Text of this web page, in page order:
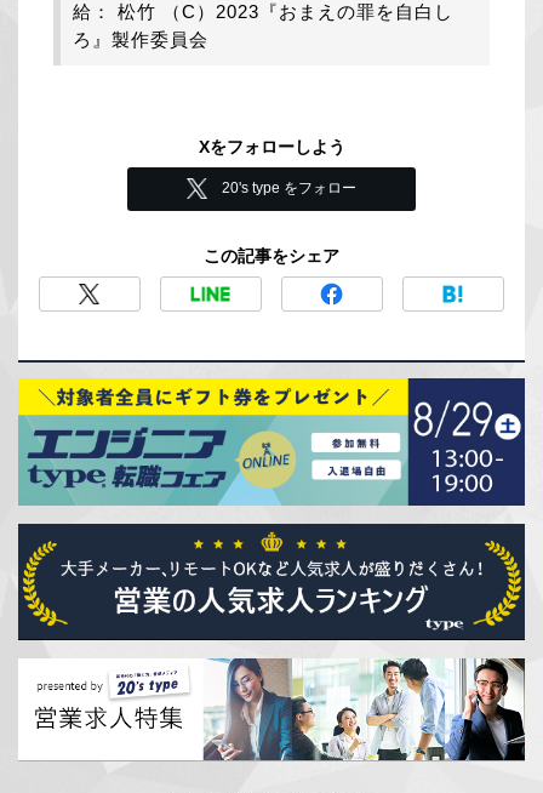
給： 松竹 （C）2023『おまえの罪を自白し
ろ』製作委員会
Xをフォローしよう
20's type をフォロー
この記事をシェア